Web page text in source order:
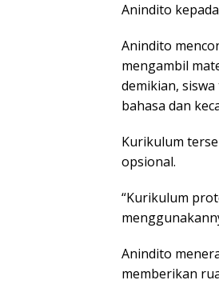
Anindito
Anindito
mengambil
demikian,
bahasa dan
Kurikulum
opsional.
“Kurikulum
Anindito
memberikan